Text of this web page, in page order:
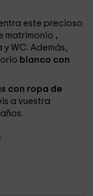
este precioso
matrimonio ,
y WC. Además,
blanco con
con ropa de
a vuestra